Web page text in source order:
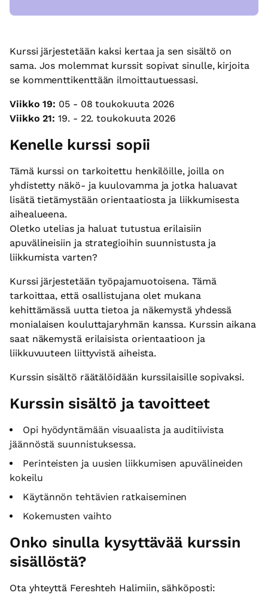
Kurssi järjestetään kaksi kertaa ja sen sisältö on
sama. Jos molemmat kurssit sopivat sinulle, kirjoita
se kommenttikenttään ilmoittautuessasi.
Viikko 19: 05 - 08 toukokuuta 2026
Viikko 21: 19. - 22. toukokuuta 2026
Kenelle kurssi sopii
Tämä kurssi on tarkoitettu henkilöille, joilla on
yhdistetty näkö- ja kuulovamma ja jotka haluavat
lisätä tietämystään orientaatiosta ja liikkumisesta
aihealueena.
Oletko utelias ja haluat tutustua erilaisiin
apuvälineisiin ja strategioihin suunnistusta ja
liikkumista varten?
Kurssi järjestetään työpajamuotoisena. Tämä
tarkoittaa, että osallistujana olet mukana
kehittämässä uutta tietoa ja näkemystä yhdessä
monialaisen kouluttajaryhmän kanssa. Kurssin aikana
saat näkemystä erilaisista orientaatioon ja
liikkuvuuteen liittyvistä aiheista.
Kurssin sisältö räätälöidään kurssilaisille sopivaksi.
Kurssin sisältö ja tavoitteet
Opi hyödyntämään visuaalista ja auditiivista
jäännöstä suunnistuksessa.
Perinteisten ja uusien liikkumisen apuvälineiden
kokeilu
Käytännön tehtävien ratkaiseminen
Kokemusten vaihto
Onko sinulla kysyttävää kurssin
sisällöstä?
Ota yhteyttä Fereshteh Halimiin, sähköposti: